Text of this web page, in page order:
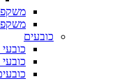
כובעים
כובעי